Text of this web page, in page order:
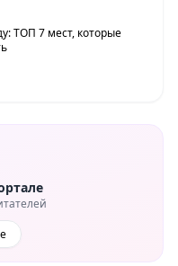
ТОП 7 мест, которые